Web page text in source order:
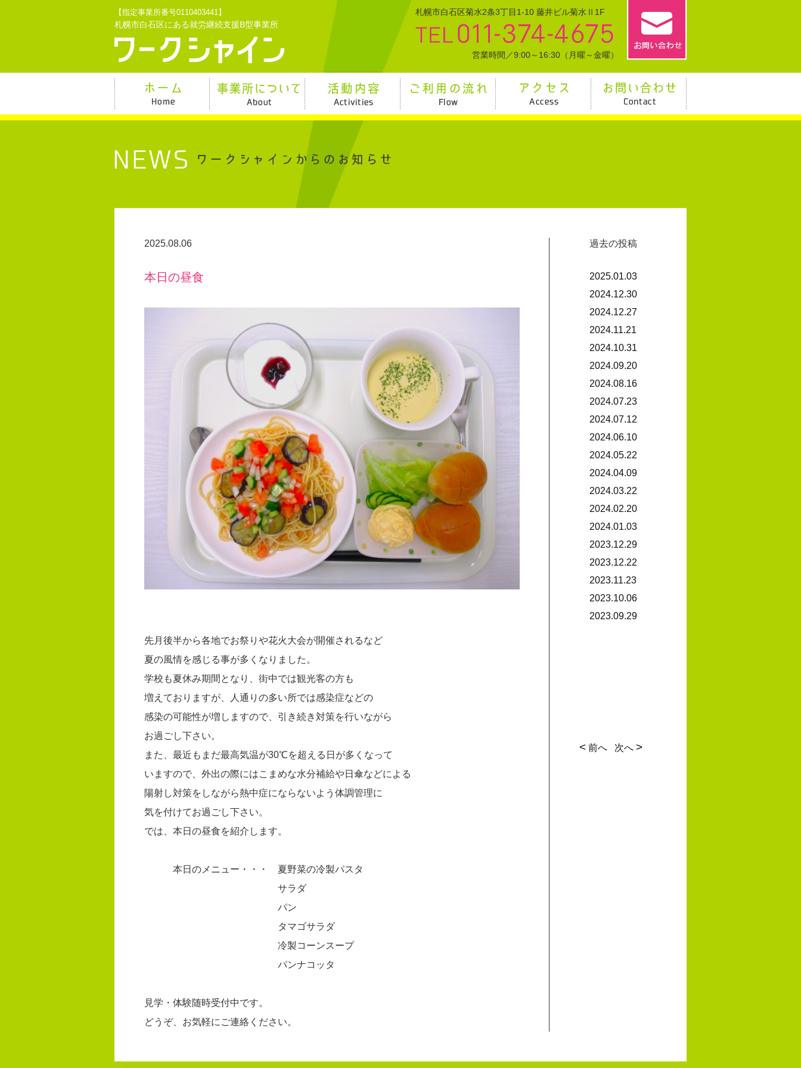
【指定事業所番号0110403441】
札幌市白石区にある就労継続支援B型事業所
札幌市白石区菊水2条3丁目1-10 藤井ビル菊水Ⅱ1F
営業時間／9:00～16:30（月曜～金曜）
2025.08.06
本日の昼食
先月後半から各地でお祭りや花火大会が開催されるなど
夏の風情を感じる事が多くなりました。
学校も夏休み期間となり、街中では観光客の方も
増えておりますが、人通りの多い所では感染症などの
感染の可能性が増しますので、引き続き対策を行いながら
お過ごし下さい。
また、最近もまだ最高気温が30℃を超える日が多くなって
いますので、外出の際にはこまめな水分補給や日傘などによる
陽射し対策をしながら熱中症にならないよう体調管理に
気を付けてお過ごし下さい。
では、本日の昼食を紹介します。
本日のメニュー・・・ 夏野菜の冷製パスタ
サラダ
パン
タマゴサラダ
冷製コーンスープ
パンナコッタ
見学・体験随時受付中です。
どうぞ、お気軽にご連絡ください。
過去の投稿
2025.01.03
2024.12.30
2024.12.27
2024.11.21
2024.10.31
2024.09.20
2024.08.16
2024.07.23
2024.07.12
2024.06.10
2024.05.22
2024.04.09
2024.03.22
2024.02.20
2024.01.03
2023.12.29
2023.12.22
2023.11.23
2023.10.06
2023.09.29
< 前へ 次へ >